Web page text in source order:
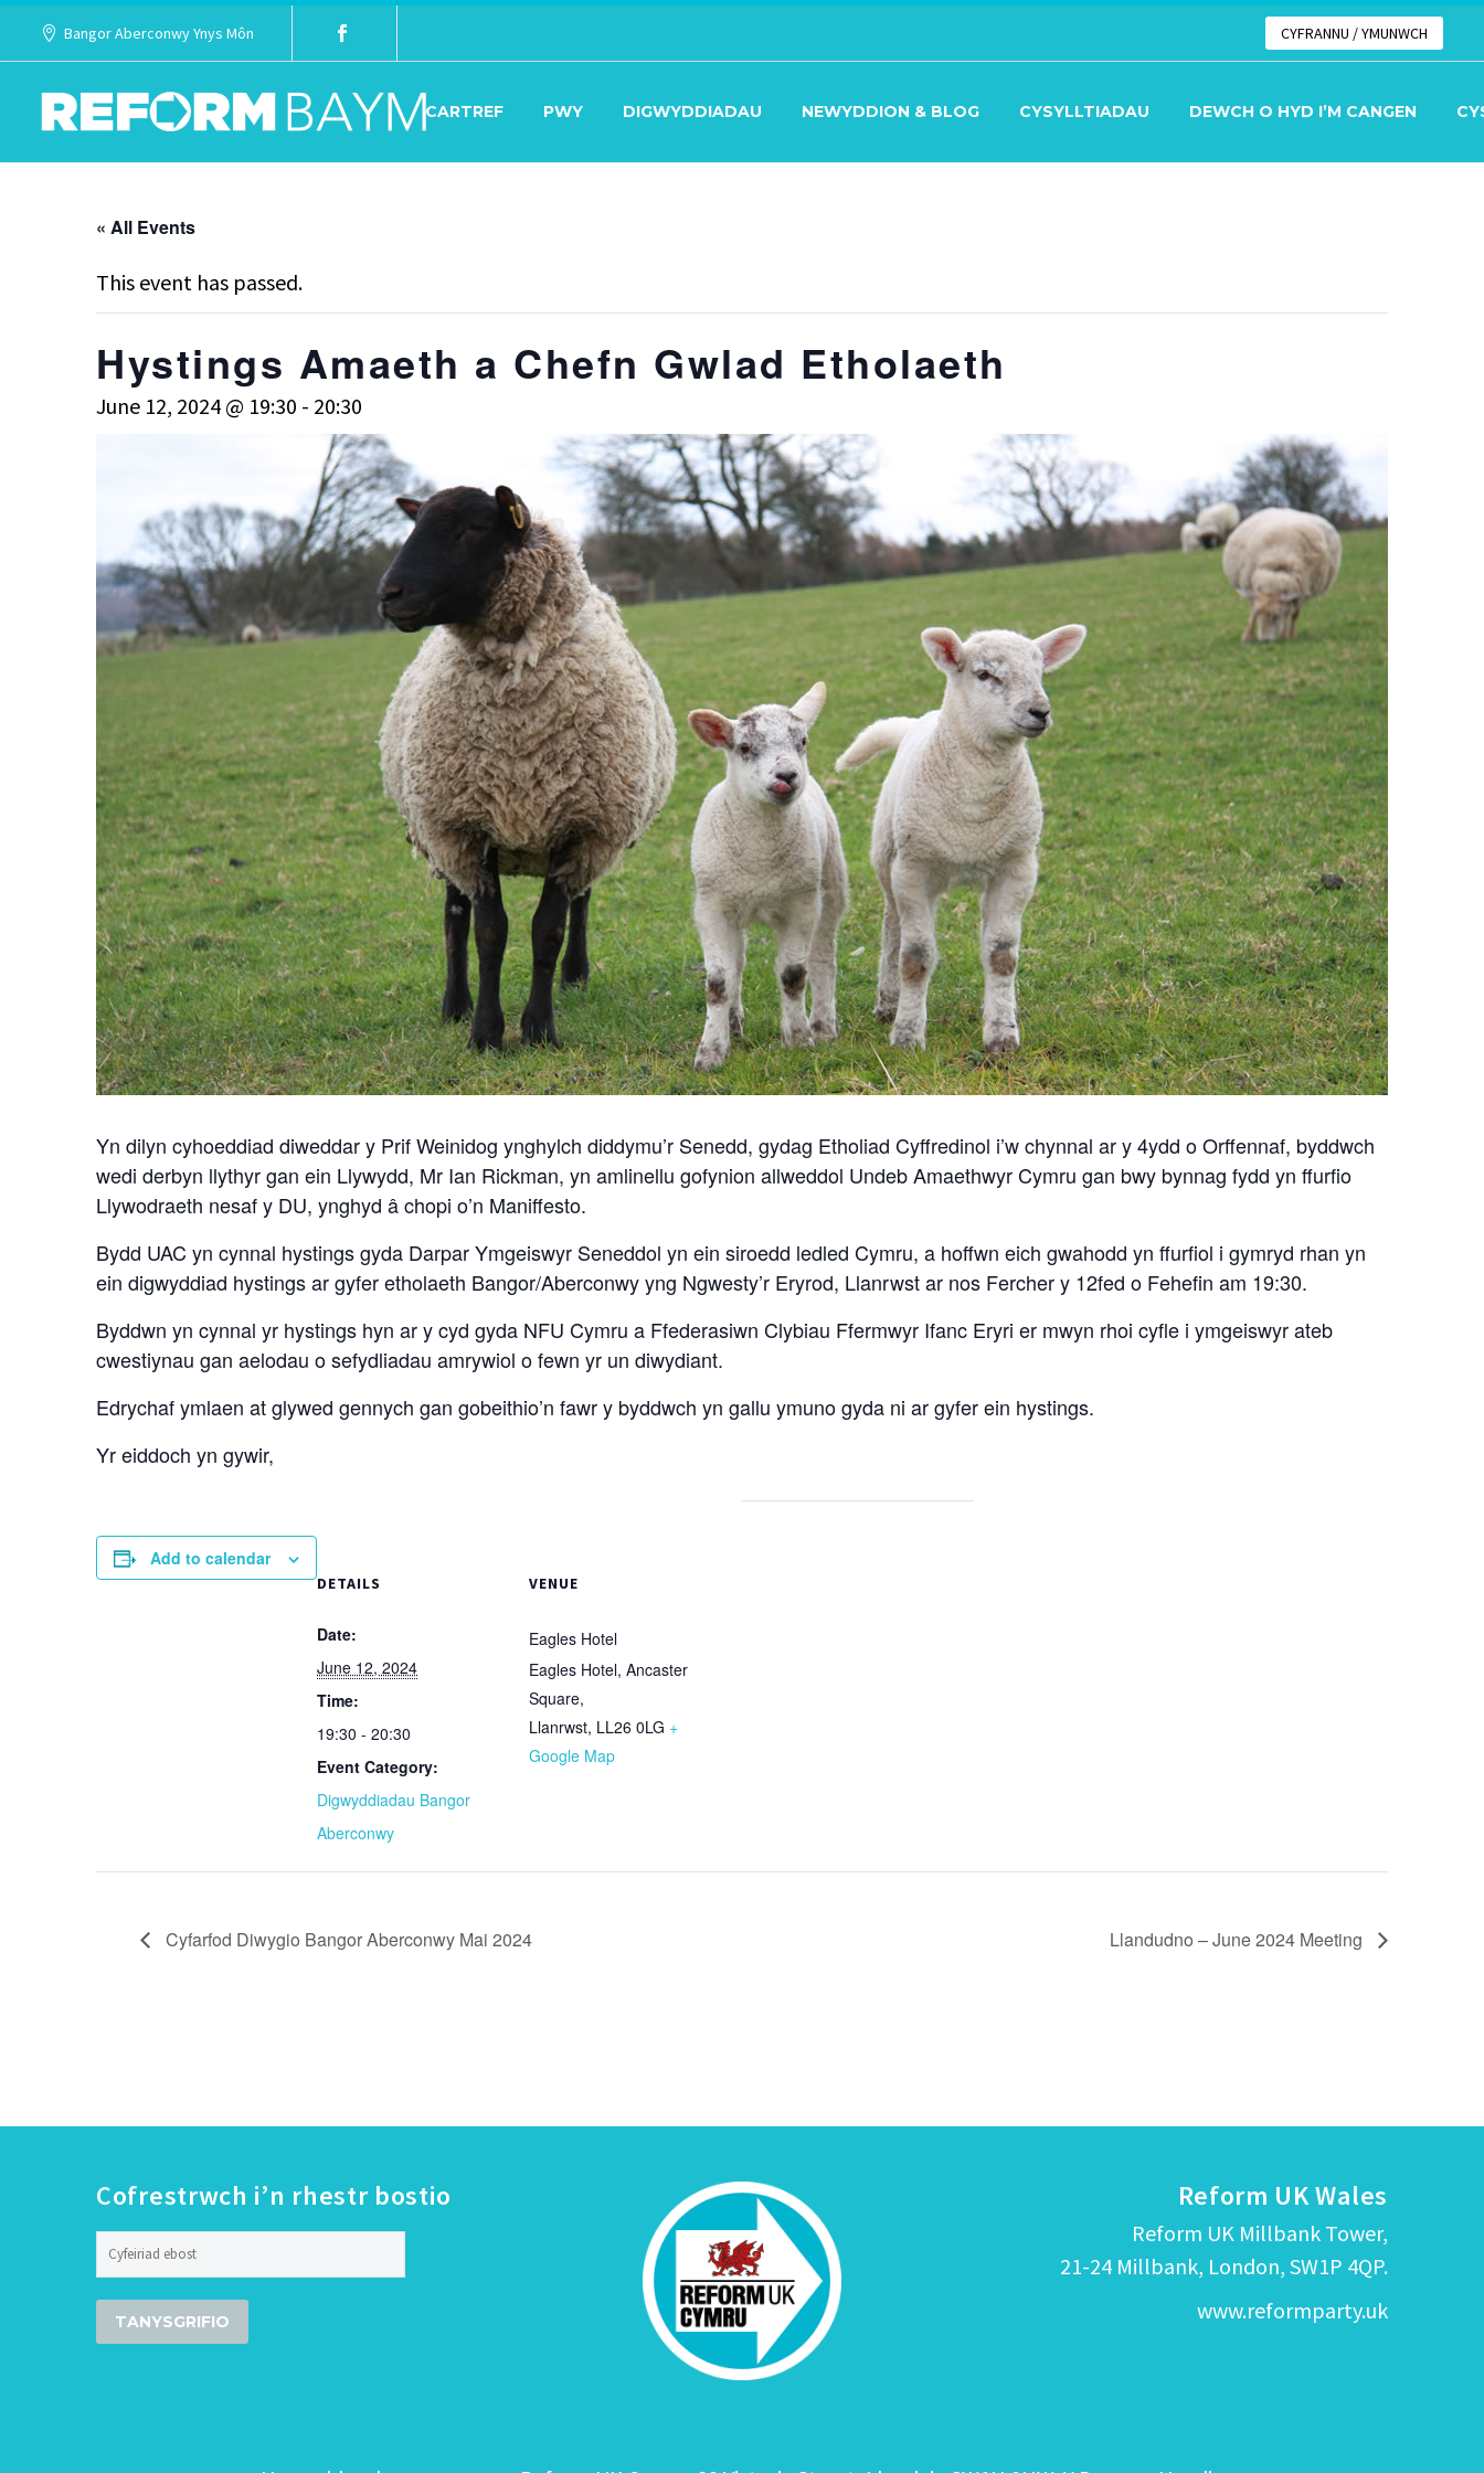
Bangor Aberconwy Ynys Môn CYFRANNU / YMUNWCH
CARTREF PWY DIGWYDDIADAU NEWYDDION & BLOG CYSYLLTIADAU DEWCH O HYD I’M CANGEN
« All Events
This event has passed.
Hystings Amaeth a Chefn Gwlad Etholaeth
June 12, 2024 @ 19:30 - 20:30
Yn dilyn cyhoeddiad diweddar y Prif Weinidog ynghylch diddymu’r Senedd, gydag Etholiad Cyffredinol i’w chynnal ar y 4ydd o Orffennaf, byddwch
wedi derbyn llythyr gan ein Llywydd, Mr Ian Rickman, yn amlinellu gofynion allweddol Undeb Amaethwyr Cymru gan bwy bynnag fydd yn ffurfio
Llywodraeth nesaf y DU, ynghyd â chopi o’n Maniffesto.
Bydd UAC yn cynnal hystings gyda Darpar Ymgeiswyr Seneddol yn ein siroedd ledled Cymru, a hoffwn eich gwahodd yn ffurfiol i gymryd rhan yn
ein digwyddiad hystings ar gyfer etholaeth Bangor/Aberconwy yng Ngwesty’r Eryrod, Llanrwst ar nos Fercher y 12fed o Fehefin am 19:30.
Byddwn yn cynnal yr hystings hyn ar y cyd gyda NFU Cymru a Ffederasiwn Clybiau Ffermwyr Ifanc Eryri er mwyn rhoi cyfle i ymgeiswyr ateb
cwestiynau gan aelodau o sefydliadau amrywiol o fewn yr un diwydiant.
Edrychaf ymlaen at glywed gennych gan gobeithio’n fawr y byddwch yn gallu ymuno gyda ni ar gyfer ein hystings.
Yr eiddoch yn gywir,
Add to calendar
DETAILS
Date:
June 12, 2024
Time:
19:30 - 20:30
Event Category:
Digwyddiadau Bangor
Aberconwy
VENUE
Eagles Hotel
Eagles Hotel, Ancaster
Square,
Llanrwst, LL26 0LG +
Google Map
Cyfarfod Diwygio Bangor Aberconwy Mai 2024 Llandudno – June 2024 Meeting
Cofrestrwch i’n rhestr bostio Reform UK Wales
Reform UK Millbank Tower,
21-24 Millbank, London, SW1P 4QP.
www.reformparty.uk